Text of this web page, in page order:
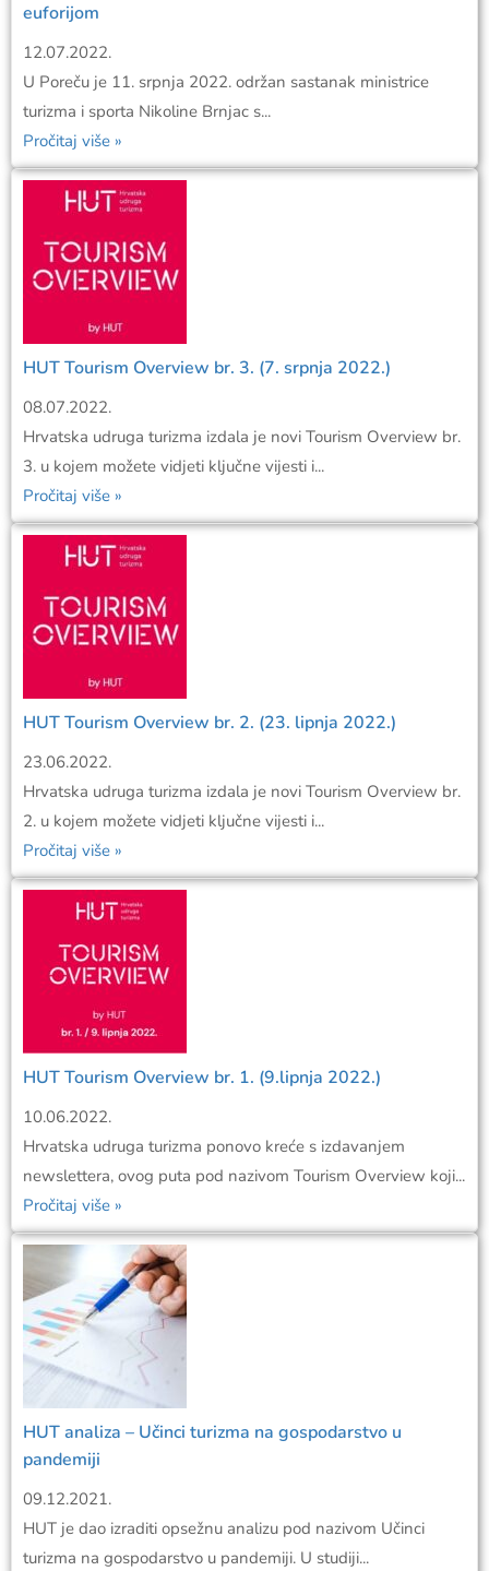
euforijom
12.07.2022.
U Poreču je 11. srpnja 2022. održan sastanak ministrice
turizma i sporta Nikoline Brnjac s...
Pročitaj više »
HUT Tourism Overview br. 3. (7. srpnja 2022.)
08.07.2022.
Hrvatska udruga turizma izdala je novi Tourism Overview br.
3. u kojem možete vidjeti ključne vijesti i...
Pročitaj više »
HUT Tourism Overview br. 2. (23. lipnja 2022.)
23.06.2022.
Hrvatska udruga turizma izdala je novi Tourism Overview br.
2. u kojem možete vidjeti ključne vijesti i...
Pročitaj više »
HUT Tourism Overview br. 1. (9.lipnja 2022.)
10.06.2022.
Hrvatska udruga turizma ponovo kreće s izdavanjem
newslettera, ovog puta pod nazivom Tourism Overview koji...
Pročitaj više »
HUT analiza – Učinci turizma na gospodarstvo u
pandemiji
09.12.2021.
HUT je dao izraditi opsežnu analizu pod nazivom Učinci
turizma na gospodarstvo u pandemiji. U studiji...